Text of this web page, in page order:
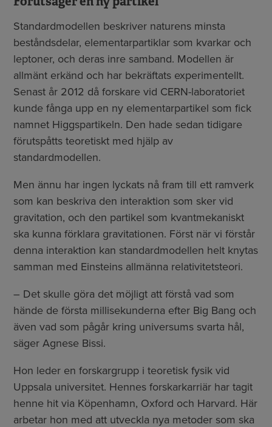
Standardmodellen beskriver naturens minsta
beståndsdelar, elementarpartiklar som kvarkar och
leptoner, och deras inre samband. Modellen är
allmänt erkänd och har bekräftats experimentellt.
Senast år 2012 då forskare vid CERN-laboratoriet
kunde fånga upp en ny elementarpartikel som fick
namnet Higgspartikeln. Den hade sedan tidigare
förutspåtts teoretiskt med hjälp av
standardmodellen.
Men ännu har ingen lyckats nå fram till ett ramverk
som kan beskriva den interaktion som sker vid
gravitation, och den partikel som kvantmekaniskt
ska kunna förklara gravitationen. Först när vi förstår
denna interaktion kan standardmodellen helt knytas
samman med Einsteins allmänna relativitetsteori.
– Det skulle göra det möjligt att förstå vad som
hände de första millisekunderna efter Big Bang och
även vad som pågår kring universums svarta hål,
säger Agnese Bissi.
Hon leder en forskargrupp i teoretisk fysik vid
Uppsala universitet. Hennes forskarkarriär har tagit
henne hit via Köpenhamn, Oxford och Harvard. Här
arbetar hon med att utveckla nya metoder som ska